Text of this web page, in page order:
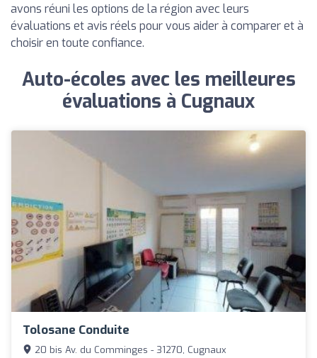
avons réuni les options de la région avec leurs
évaluations et avis réels pour vous aider à comparer et à
choisir en toute confiance.
Auto-écoles avec les meilleures
évaluations à Cugnaux
Tolosane Conduite
20 bis Av. du Comminges - 31270, Cugnaux